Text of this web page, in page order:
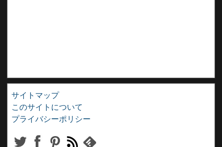
サイトマップ
このサイトについて
プライバシーポリシー